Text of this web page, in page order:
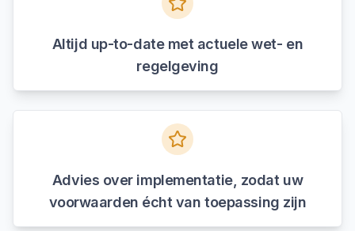
Altijd up-to-date met actuele wet- en
regelgeving
Advies over implementatie, zodat uw
voorwaarden écht van toepassing zijn